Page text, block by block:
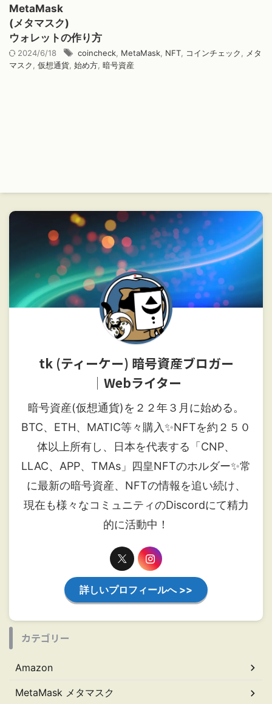
MetaMask
(メタマスク)
ウォレットの作り方
2024/6/18 coincheck MetaMask NFT コインチェック
メタ
マスク
仮想通貨 始め方 暗号資産
tk (ティーケー) 暗号資産ブロガー
│Webライター
暗号資産(仮想通貨)を２２年３月に始める。
BTC、ETH、MATIC等々購入✨NFTを約２５０
体以上所有し、日本を代表する「CNP、
LLAC、APP、TMAs」四皇NFTのホルダー✨常
に最新の暗号資産、NFTの情報を追い続け、
現在も様々なコミュニティのDiscordにて精力
的に活動中！
詳しいプロフィールへ >>
カテゴリー
Amazon
MetaMask メタマスク